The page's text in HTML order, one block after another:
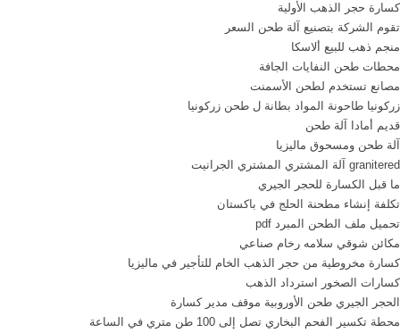
جنوب الحصول على السعررمح
طحن أسعار الجهاز abra-
publisher ,الاسمنت رمح ...
كسارة حجر الذهب الأولية
تقوم الشركة بتصنيع آلة طحن السعر
منجم ذهب للبيع ألاسكا
محطات طحن النفايات الجافة
مصانع تستخدم لطحن الأسمنت
زركونيا طاحونة المواد بطانة ل طحن زركونيا
قديم أمادا آلة طحن
آلة طحن ومسحوق ماليزيا
granitered آلة المشتري المشتري الجرانيت
ما قبل الكسارة للحجر الجيري
تكلفة إنشاء مطحنة الحلج في باكستان
تحميل ملف الطحن المبرد pdf
مكائن شوقي سلامه رخام صناعي
كسارة مخروطية من حجر الذهب الخام للتأجير في ماليزيا
كسارات الصخور استرداد الذهب
الحجر الجيري طحن الأوروبية موقف مدير كسارة
محطة تكسير الفحم البخاري تصل إلى 100 طن متري في الساعة